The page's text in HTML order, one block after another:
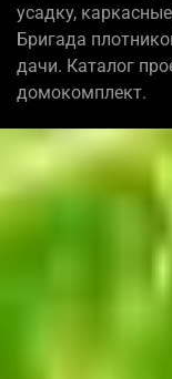
усадку,
Бригада
дачи. Каталог
домокомплект.